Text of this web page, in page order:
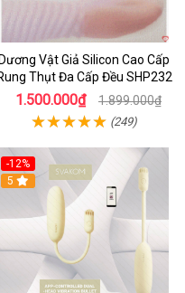
Vật Giả Silicon Cao Cấp
Thụt Đa Cấp Đều SHP232
1.500.000₫ 1.899.000₫
(249)
-12%
5